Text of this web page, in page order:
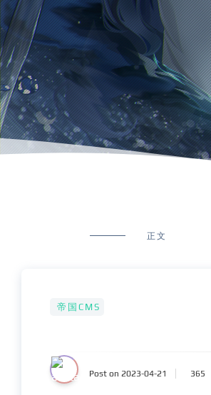
正文
帝国CMS
Post on 2023-04-21 365